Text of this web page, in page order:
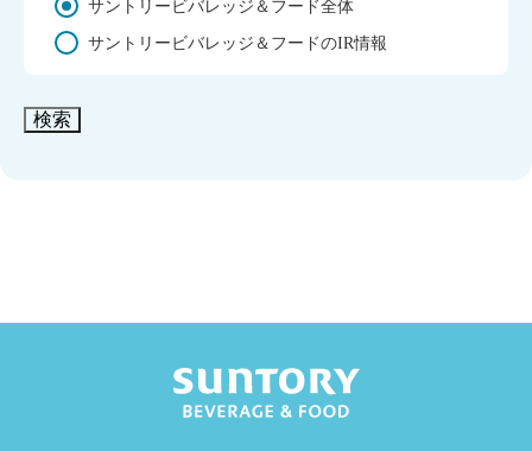
サントリービバレッジ＆フード全体
サントリービバレッジ＆フードのIR情報
検索